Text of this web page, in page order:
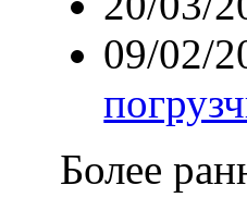
09/02/
Более